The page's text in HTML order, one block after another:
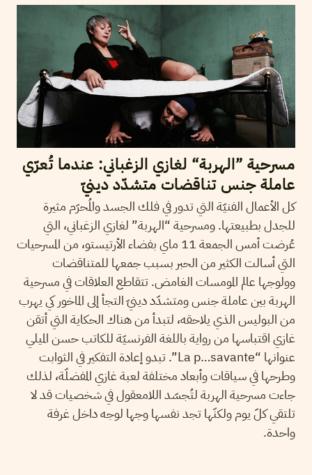
مسرحية ”الهربة“ لغازي الزغباني: عندما تُعرّي
عاملة جنس تناقضات متشدّد دينيّ
كل الأعمال الفنيّة التي تدور في فلك الجسد والمُحرّم مثيرة
للجدل بطبيعتها. ومسرحية “الهربة” لغازي الزغباني، التي
عُرضت أمس الجمعة 11 ماي بفضاء الأرتيستو، من المسرحيات
التي أسالت الكثير من الحبر بسبب جمعها للمتناقضات
وولوجها عالم المومسات الغامض. تتقاطع العلاقات في مسرحية
الهربة بين عاملة جنس ومتشدّد دينيّ التجأ إلى الماخور كي يهرب
من البوليس الذي يلاحقه، لتبدأ من هناك الحكاية التي أتقن
غازي اقتباسها من رواية باللغة الفرنسيّة للكاتب حسن الميلي
عنوانها “La p…savante”. تبدو إعادة التفكير في الثوابت
وطرحها في سياقات وأبعاد مختلفة لعبة غازي المفضلّة، لذلك
جاءت مسرحية الهربة لتُجسّد اللامعقول في شخصيات قد لا
تلتقي كلّ يوم ولكنّها تجد نفسها وجها لوجه داخل غرفة
واحدة.